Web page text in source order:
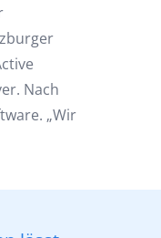
Nach
„Wir